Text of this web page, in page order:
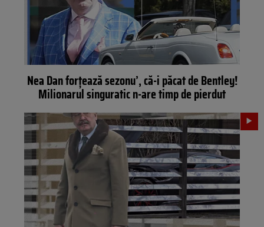
Nea Dan forțează sezonu’, că-i păcat de Bentley!
Milionarul singuratic n-are timp de pierdut